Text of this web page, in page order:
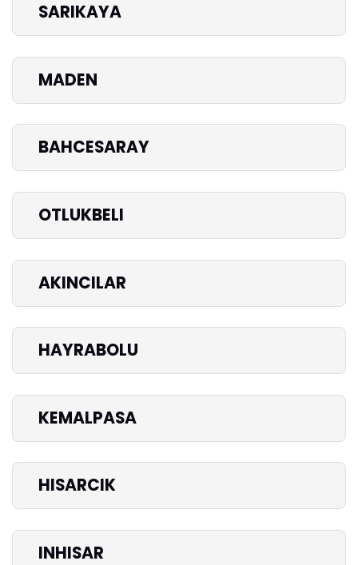
SARIKAYA
MADEN
BAHCESARAY
OTLUKBELI
AKINCILAR
HAYRABOLU
KEMALPASA
HISARCIK
INHISAR